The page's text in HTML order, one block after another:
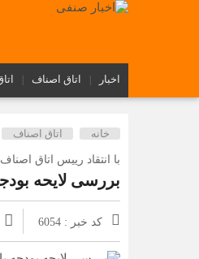
اخبار اتاق اصناف
خانه اتاق اصناف
با انتقاد رییس اتاق
بررسی لایحه
کد خبر : 6054